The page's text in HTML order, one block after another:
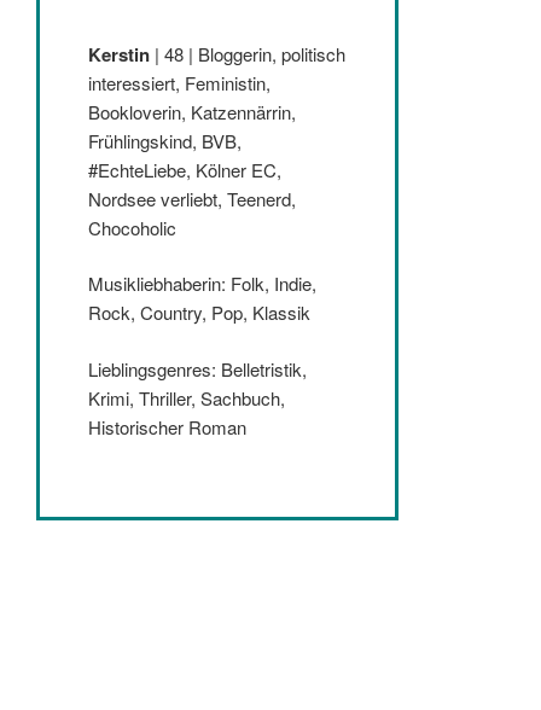
Kerstin | 48 | Bloggerin, politisch
interessiert, Feministin,
Bookloverin, Katzennärrin,
Frühlingskind, BVB,
#EchteLiebe, Kölner EC,
Nordsee verliebt, Teenerd,
Chocoholic
Musikliebhaberin: Folk, Indie,
Rock, Country, Pop, Klassik
Lieblingsgenres: Belletristik,
Krimi, Thriller, Sachbuch,
Historischer Roman